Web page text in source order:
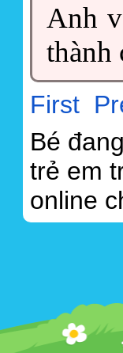
Anh
thành
First
Bé
trẻ em
online